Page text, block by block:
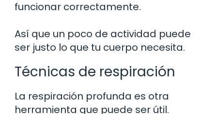
funcionar correctamente.
Así que un poco de actividad puede
ser justo lo que tu cuerpo necesita.
Técnicas de respiración
La respiración profunda es otra
herramienta que puede ser útil.